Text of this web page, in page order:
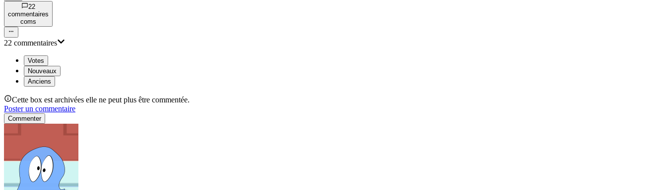
22
commentaires
coms
22 commentaires
Votes
Nouveaux
Anciens
Cette box est archivées elle ne peut plus être commentée.
Poster un commentaire
Commenter